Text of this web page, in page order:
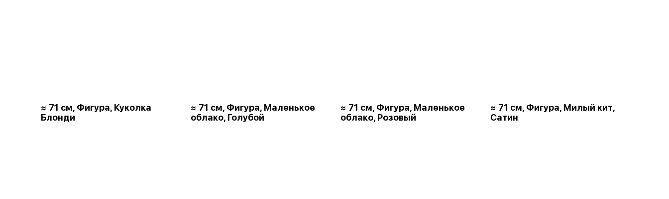
≈ 71 см, Фигура, Куколка
Блонди
≈ 71 см, Фигура, Маленькое
облако, Голубой
≈ 71 см, Фигура, Маленькое
облако, Розовый
≈ 71 см, Фигура, Милый кит,
Сатин